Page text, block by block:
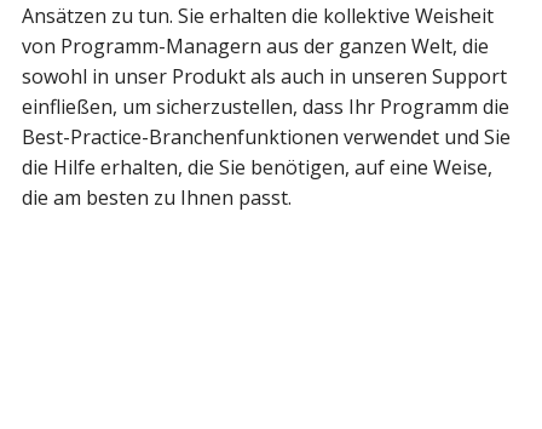
Ansätzen zu tun. Sie erhalten die kollektive Weisheit
von Programm-Managern aus der ganzen Welt, die
sowohl in unser Produkt als auch in unseren Support
einfließen, um sicherzustellen, dass Ihr Programm die
Best-Practice-Branchenfunktionen verwendet und Sie
die Hilfe erhalten, die Sie benötigen, auf eine Weise,
die am besten zu Ihnen passt.